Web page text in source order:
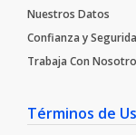
Nuestros Datos
Confianza y
Trabaja Con
Términos de